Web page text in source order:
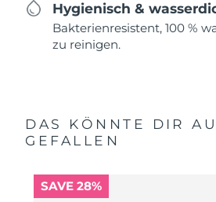
Hygienisch &
Bakterienresistent, 100 %
zu reinigen.
DAS KÖNNTE DIR
GEFALLEN
SAVE 28%